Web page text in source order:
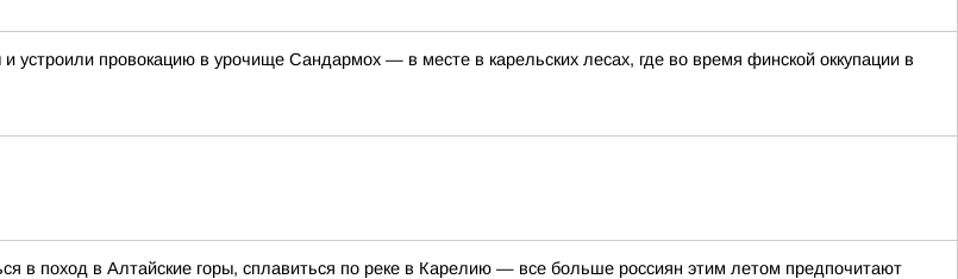
устроили провокацию в урочище Сандармох — в месте в карельских лесах, где во время финской оккупации в
в поход в Алтайские горы, сплавиться по реке в Карелию — все больше россиян этим летом предпочитают